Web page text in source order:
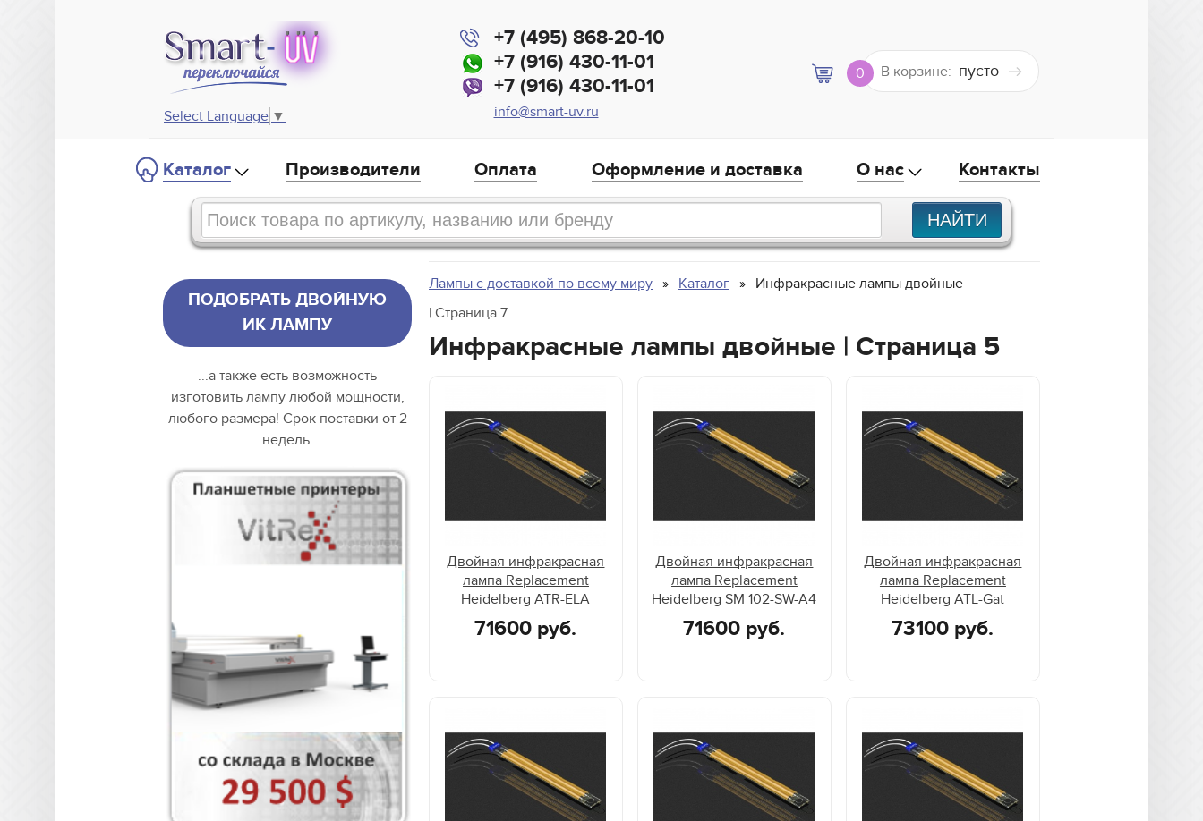
Select Language ▼
+7 (495) 868-20-10
+7 (916) 430-11-01
+7 (916) 430-11-01
info@smart-uv.ru
0 В корзине: пусто
Каталог Производители Оплата Оформление и доставка О нас Контакты
Лампы с доставкой по всему миру Каталог
Инфракрасные лампы двойные
| Страница 7
Инфракрасные лампы двойные | Страница 5
Двойная инфракрасная
лампа Replacement
Heidelberg ATR-ELA
71600 руб.
Двойная инфракрасная
лампа Replacement
Heidelberg SM 102-SW-A4
71600 руб.
Двойная инфракрасная
лампа Replacement
Heidelberg ATL-Gat
73100 руб.
ПОДОБРАТЬ ДВОЙНУЮ
ИК ЛАМПУ
...а также есть возможность
изготовить лампу любой мощности,
любого размера! Срок поставки от 2
недель.